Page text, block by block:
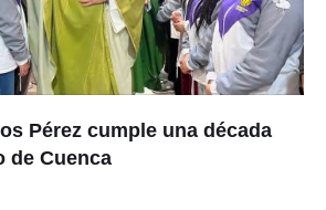
Pérez cumple una década
de Cuenca